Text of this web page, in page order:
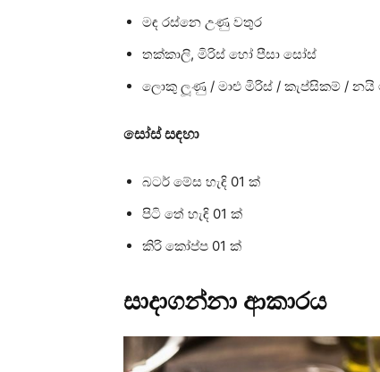
මඳ රස්නෙ උණු වතුර
තක්කාලි, මිරිස් හෝ පීසා සෝස්
ලොකු ලූණු / මාළු මිරිස් / කැප්සිකම් /
සෝස් සඳහා
බටර් මේස හැඳි 01 ක්
පිටි තේ හැඳි 01 ක්
කිරි කෝප්ප 01 ක්
සාදාගන්නා ආකාරය